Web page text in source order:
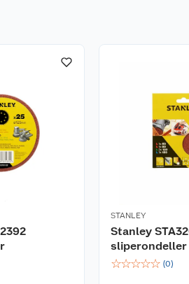
STANLEY
Stanley
sliperondeller
☆☆☆☆☆ (0)